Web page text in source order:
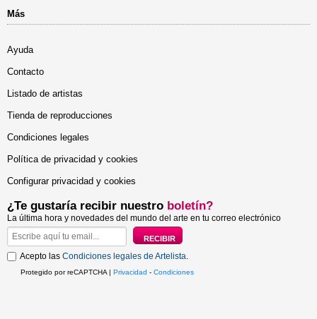
Más
Ayuda
Contacto
Listado de artistas
Tienda de reproducciones
Condiciones legales
Política de privacidad y cookies
Configurar privacidad y cookies
¿Te gustaría recibir nuestro boletín?
La última hora y novedades del mundo del arte en tu correo electrónico
Acepto las Condiciones legales de Artelista.
Protegido por reCAPTCHA | Privacidad - Condiciones